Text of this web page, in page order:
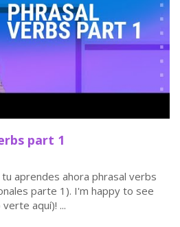
part 1
aprendes ahora phrasal verbs
parte 1). I'm happy to see
aquí)! ...